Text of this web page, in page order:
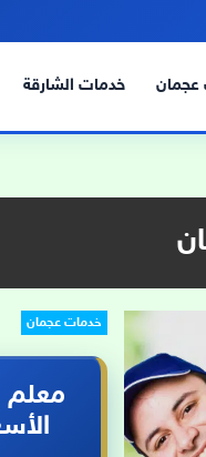
عجمان خدمات الشارقة
خدمات عجمان